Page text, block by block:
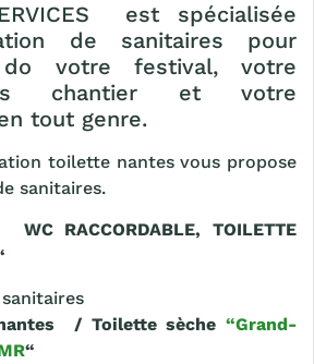
est spécialisée
de sanitaires pour
do votre festival, votre
chantier et votre
tout genre.
toilette nantes vous propose
sanitaires.
WC RACCORDABLE, TOILETTE
/ Toilette sèche “Grand-
“